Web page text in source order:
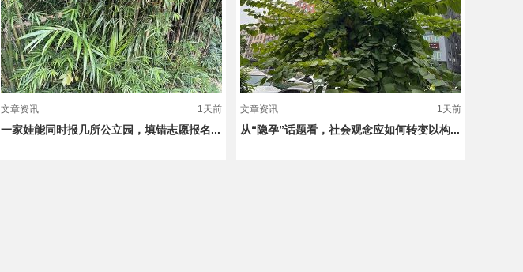
文章资讯 1天前
一家娃能同时报几所公立园，填错志愿报名...
文章资讯 1天前
从“隐孕”话题看，社会观念应如何转变以构...